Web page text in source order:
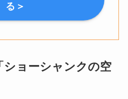
る＞
ショーシャンクの空